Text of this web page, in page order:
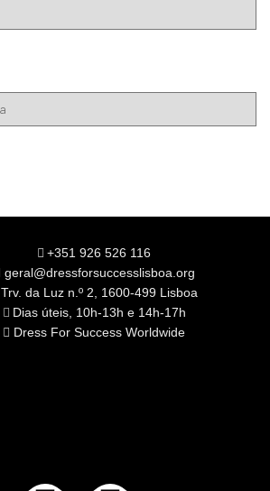
+351 926 526 116
geral@dressforsuccesslisboa.org
Trv. da Luz n.º 2, 1600-499 Lisboa
Dias úteis, 10h-13h e 14h-17h
Dress For Success Worldwide